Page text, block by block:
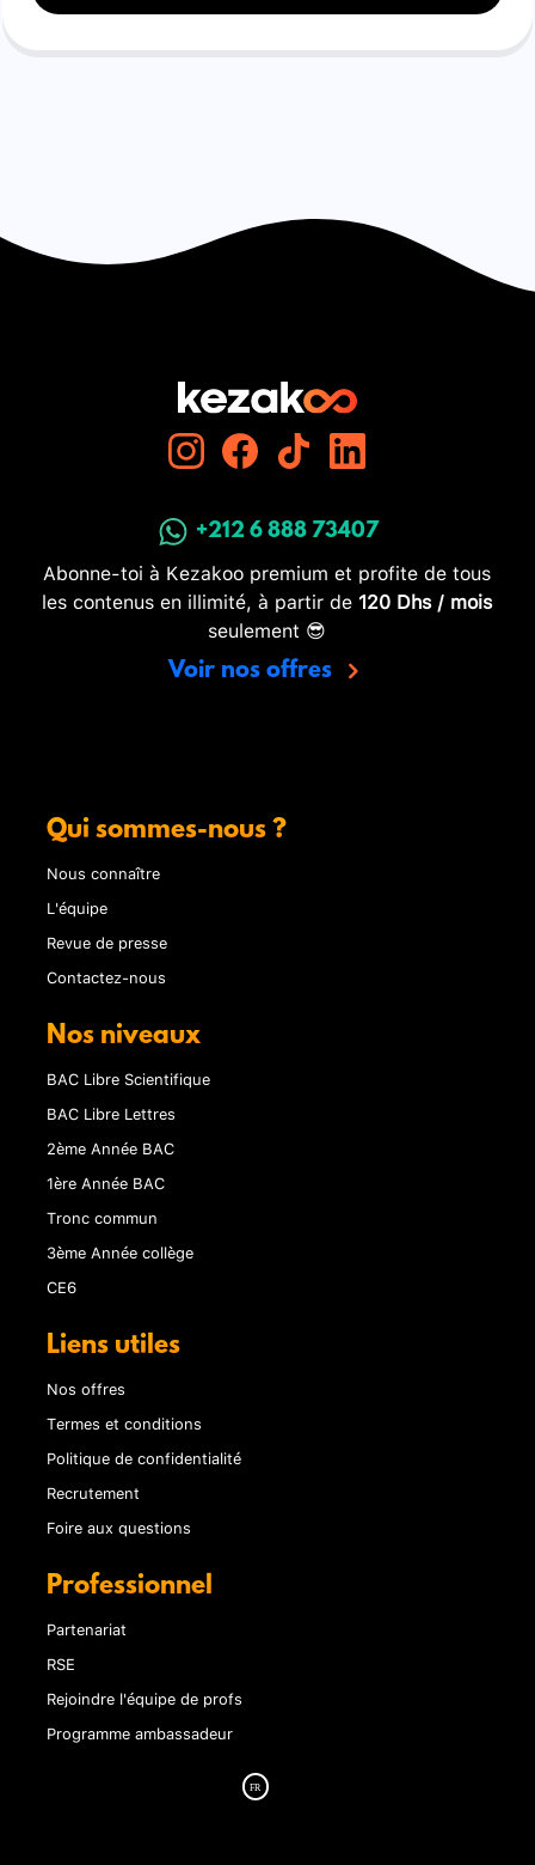
+212 6 888 73407
Abonne-toi à Kezakoo premium et profite de tous
les contenus en illimité, à partir de 120 Dhs / mois
seulement 😎
Voir nos offres
Qui sommes-nous ?
Nous connaître
L'équipe
Revue de presse
Contactez-nous
Nos niveaux
BAC Libre Scientifique
BAC Libre Lettres
2ème Année BAC
1ère Année BAC
Tronc commun
3ème Année collège
CE6
Liens utiles
Nos offres
Termes et conditions
Politique de confidentialité
Recrutement
Foire aux questions
Professionnel
Partenariat
RSE
Rejoindre l'équipe de profs
Programme ambassadeur